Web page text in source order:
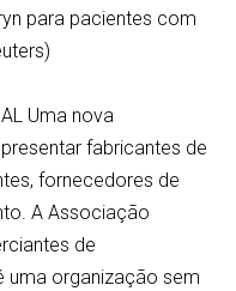
para pacientes com
Uma nova
fabricantes de
fornecedores de
A Associação
de
uma organização sem